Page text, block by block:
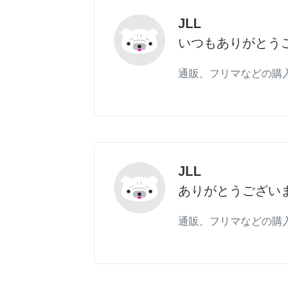
JLL
いつもありがとう
通販、フリマなどの購
JLL
ありがとうござい
通販、フリマなどの購